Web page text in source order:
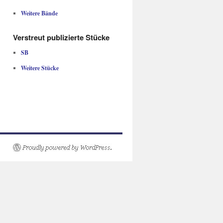
Weitere Bände
Verstreut publizierte Stücke
SB
Weitere Stücke